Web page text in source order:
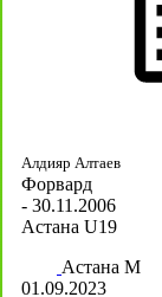
Алдияр Алтаев
Форвард
- 30.11.2006
Астана U19
Астана М
01.09.2023